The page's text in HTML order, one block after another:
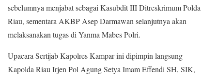
sebelumnya menjabat sebagai Kasubdit III Ditreskrimum Polda
Riau, sementara AKBP Asep Darmawan selanjutnya akan
melaksanakan tugas di Yanma Mabes Polri.
Upacara Sertijab Kapolres Kampar ini dipimpin langsung
Kapolda Riau Irjen Pol Agung Setya Imam Effendi SH, SIK,